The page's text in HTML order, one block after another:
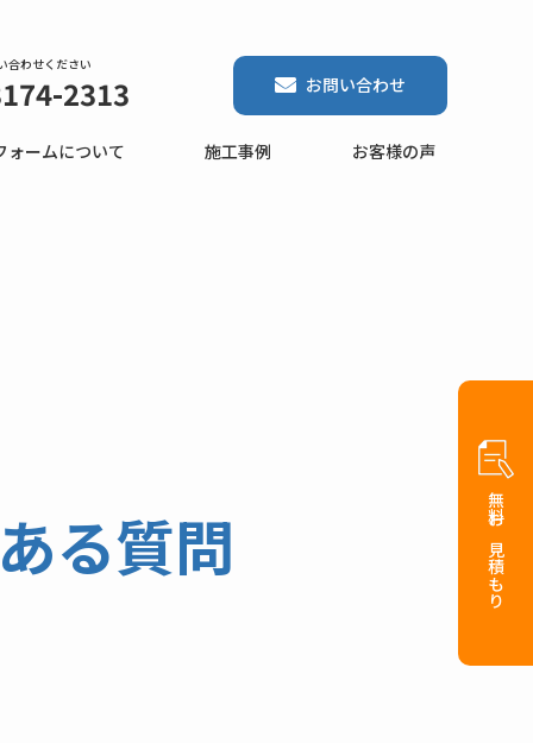
ォームについて 施工事例 お客様の声
合わせください
2313 お問い合わせ
無料お見積もり
る質問